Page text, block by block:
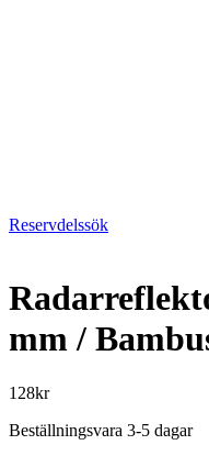
Reservdelssök
mm /
128kr
Beställningsvara 3-5 dagar